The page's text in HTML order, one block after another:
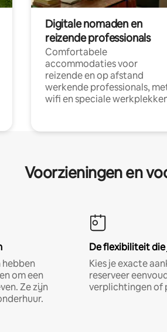
Digitale nomaden en
reizende professionals
Comfortabele
accommodaties voor
reizende en op afstand
werkende professionals,
wifi en speciale
Voorzieningen en
om een
Ze zijn
De flexibiliteit
Kies je exacte
reserveer
verplichtingen of